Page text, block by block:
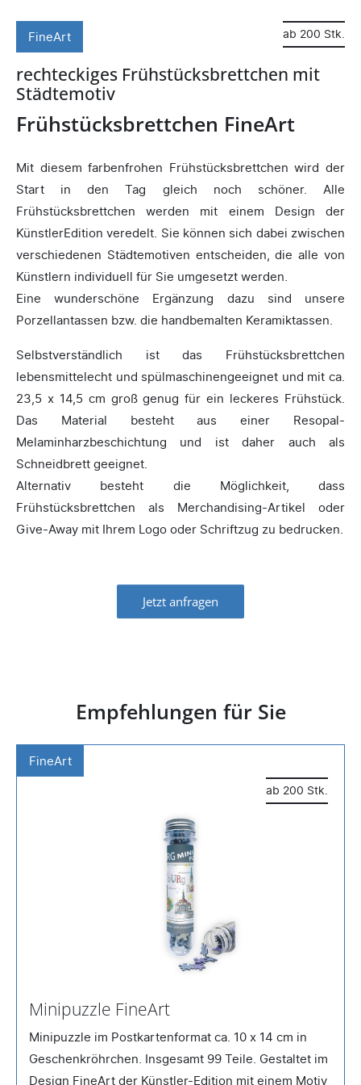
FineArt ab 200 Stk.
Frühstücksbrettchen FineArt
rechteckiges Frühstücksbrettchen mit
Städtemotiv
Mit diesem farbenfrohen Frühstücksbrettchen wird der
Start in den Tag gleich noch schöner. Alle
Frühstücksbrettchen werden mit einem Design der
KünstlerEdition veredelt. Sie können sich dabei zwischen
verschiedenen Städtemotiven entscheiden, die alle von
Künstlern individuell für Sie umgesetzt werden.
Eine wunderschöne Ergänzung dazu sind unsere
Porzellantassen bzw. die handbemalten Keramiktassen.
Selbstverständlich ist das Frühstücksbrettchen
lebensmittelecht und spülmaschinengeeignet und mit ca.
23,5 x 14,5 cm groß genug für ein leckeres Frühstück.
Das Material besteht aus einer Resopal-
Melaminharzbeschichtung und ist daher auch als
Schneidbrett geeignet.
Alternativ besteht die Möglichkeit, dass
Frühstücksbrettchen als Merchandising-Artikel oder
Give-Away mit Ihrem Logo oder Schriftzug zu bedrucken.
Jetzt anfragen
Empfehlungen für Sie
FineArt
ab 200 Stk.
Minipuzzle FineArt
Minipuzzle im Postkartenformat ca. 10 x 14 cm in
Geschenkröhrchen. Insgesamt 99 Teile. Gestaltet im
Design FineArt der Künstler-Edition mit einem Motiv